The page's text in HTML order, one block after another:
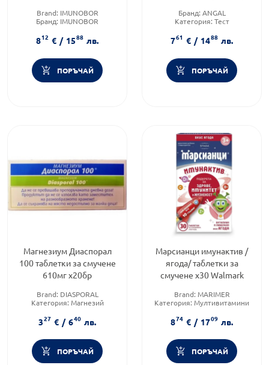
Brand: IMUNOBOR
Бранд: IMUNOBOR
812 € / 1588 лв.
ПОРЪЧАЙ
Бранд: ANGAL
Категория: Тест
761 € / 1488 лв.
ПОРЪЧАЙ
Магнезиум Диаспорал
100 таблетки за смучене
610мг х20бр
Brand: DIASPORAL
Категория: Магнезий
327 € / 640 лв.
ПОРЪЧАЙ
Марсианци имунактив /
ягода/ таблетки за
смучене х30 Walmark
Brand: MARIMER
Категория: Мултивитамини
Форма на продукта: таблетки
874 € / 1709 лв.
ПОРЪЧАЙ